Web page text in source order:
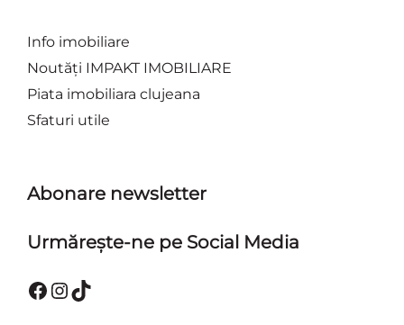
Info imobiliare
Noutăți IMPAKT IMOBILIARE
Piata imobiliara clujeana
Sfaturi utile
Abonare newsletter
Urmărește-ne pe Social Media
Facebook
Instagram
TikTok